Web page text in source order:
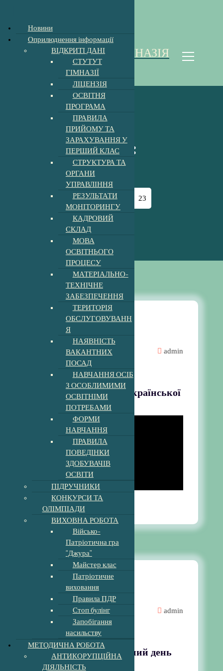
ХОЛМКІВСЬКА ГІМНАЗІЯ
Homoki Gimnázium
Архів за день:
23.03.2023
Головна 2023-Березень 23
Творчі роботи учнів
admin
Проєктна робота з української
літератури, 5 клас
1:02 pm 23Бер, 2023
Майстер клас
Новини
admin
22 березня – Всесвітний день
води.
Новини
Оприлюднення інформації
ВІДКРИТІ ДАНІ
СТУТУТ
ГІМНАЗІЇ
ЛІЦЕНЗІЯ
ОСВІТНЯ
ПРОГРАМА
ПРАВИЛА
ПРИЙОМУ ТА
ЗАРАХУВАННЯ У
ПЕРШИЙ КЛАС
СТРУКТУРА ТА
ОРГАНИ
УПРАВЛІННЯ
РЕЗУЛЬТАТИ
МОНІТОРИНГУ
КАДРОВИЙ
СКЛАД
МОВА
ОСВІТНЬОГО
ПРОЦЕСУ
МАТЕРІАЛЬНО-
ТЕХНІЧНЕ
ЗАБЕЗПЕЧЕННЯ
ТЕРИТОРІЯ
ОБСЛУГОВУВАНН
Я
НАЯВНІСТЬ
ВАКАНТНИХ
ПОСАД
НАВЧАННЯ ОСІБ
З ОСОБЛИМИМИ
ОСВІТНІМИ
ПОТРЕБАМИ
ФОРМИ
НАВЧАННЯ
ПРАВИЛА
ПОВЕДІНКИ
ЗДОБУВАЧІВ
ОСВІТИ
ПІДРУЧНИКИ
КОНКУРСИ ТА
ОЛІМПІАДИ
ВИХОВНА РОБОТА
Військо-
Патріотична гра
“Джура”
Майстер клас
Патріотичне
виховання
Правила ПДР
Стоп булінг
Запобігання
насильству
МЕТОДИЧНА РОБОТА
АНТИКОРУПЦІЙНА
ДІЯЛЬНІСТЬ
Відкрити Панель інструментів